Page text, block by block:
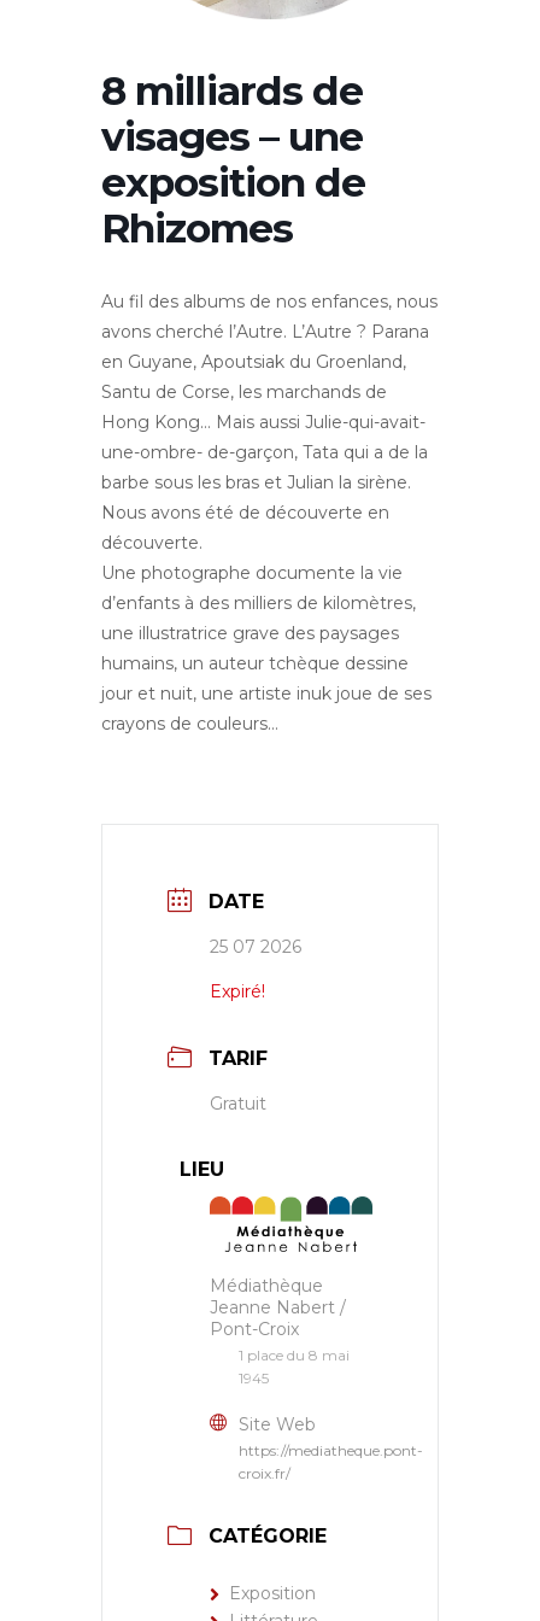
8 milliards de
visages – une
exposition de
Rhizomes
Au fil des albums de nos enfances, nous
avons cherché l’Autre. L’Autre ? Parana
en Guyane, Apoutsiak du Groenland,
Santu de Corse, les marchands de
Hong Kong… Mais aussi Julie-qui-avait-
une-ombre- de-garçon, Tata qui a de la
barbe sous les bras et Julian la sirène.
Nous avons été de découverte en
découverte.
Une photographe documente la vie
d’enfants à des milliers de kilomètres,
une illustratrice grave des paysages
humains, un auteur tchèque dessine
jour et nuit, une artiste inuk joue de ses
crayons de couleurs…
DATE
25 07 2026
Expiré!
TARIF
Gratuit
LIEU
Médiathèque
Jeanne Nabert /
Pont-Croix
1 place du 8 mai
1945
Site Web
https://mediatheque.pont-
croix.fr/
CATÉGORIE
Exposition